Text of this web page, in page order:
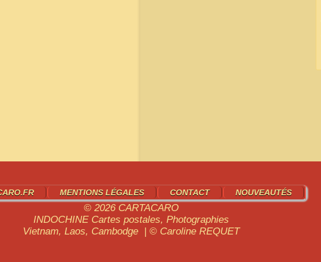
MENTIONS LÉGALES CONTACT NOUVEAUTÉS
© 2026 CARTACARO
INDOCHINECartes postales, Photographies
Vietnam, Laos, Cambodge | © Caroline REQUET